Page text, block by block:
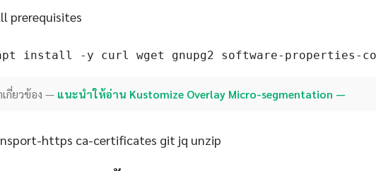
prerequisites
install -y curl wget gnupg2 software-properties-
กี่ยวข้อง — แนะนำให้อ่าน Kustomize Overlay Micro-segmentation —
https ca-certificates git jq unzip